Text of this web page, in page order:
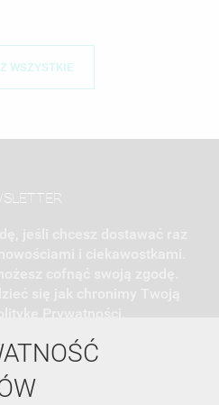
WSZYSTKIE